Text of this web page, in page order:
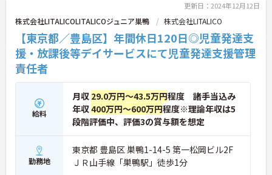
更新日：2024年12月12日
株式会社LITALICOLITALICOジュニア巣鴨 株式会社LITALICO
【東京都／豊島区】年間休日120日◎児童発達支
援・放課後等デイサービスにて児童発達支援管理
責任者
給料
月収 29.0万円～43.5万円程度 諸手当込み
年収400万円～600万円程度※理論年収は5
段階評価中、評価3の賞与額を想定
勤務地
東京都 豊島区 巣鴨1-14-5 第一松岡ビル2F
ＪＲ山手線「巣鴨駅」徒歩1分